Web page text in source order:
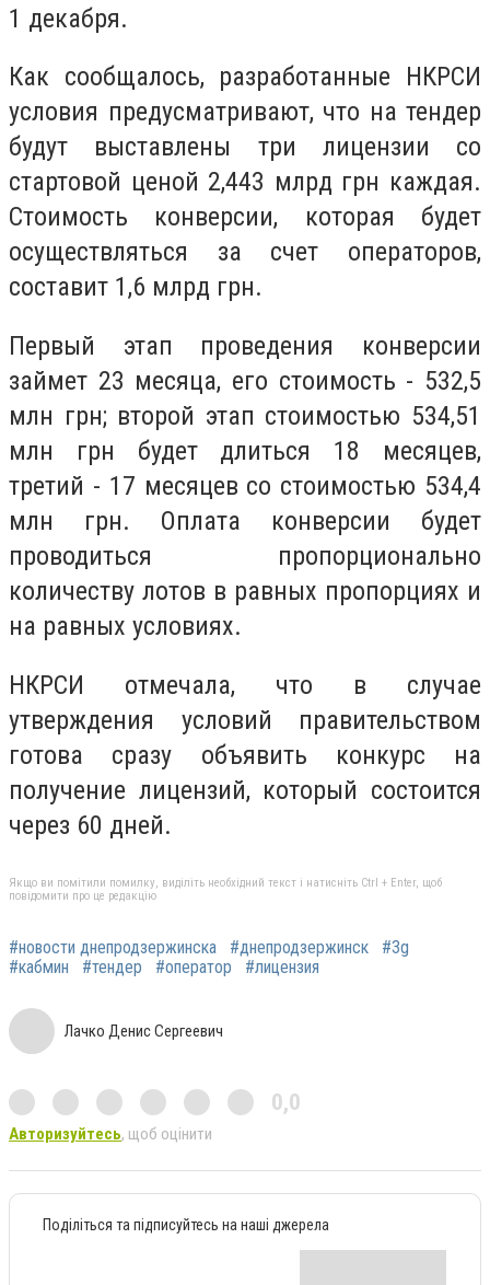
1 декабря.
Как сообщалось, разработанные НКРСИ
условия предусматривают, что на тендер
будут выставлены три лицензии со
стартовой ценой 2,443 млрд грн каждая.
Стоимость конверсии, которая будет
осуществляться за счет операторов,
составит 1,6 млрд грн.
Первый этап проведения конверсии
займет 23 месяца, его стоимость - 532,5
млн грн; второй этап стоимостью 534,51
млн грн будет длиться 18 месяцев,
третий - 17 месяцев со стоимостью 534,4
млн грн. Оплата конверсии будет
проводиться пропорционально
количеству лотов в равных пропорциях и
на равных условиях.
НКРСИ отмечала, что в случае
утверждения условий правительством
готова сразу объявить конкурс на
получение лицензий, который состоится
через 60 дней.
Якщо ви помітили помилку, виділіть необхідний текст і натисніть Ctrl + Enter, щоб
повідомити про це редакцію
#новости днепродзержинска #днепродзержинск
#3g
#кабмин
#тендер #оператор #лицензия
Лачко Денис Сергеевич
0,0
Авторизуйтесь, щоб оцінити
Поділіться та підписуйтесь на наші джерела